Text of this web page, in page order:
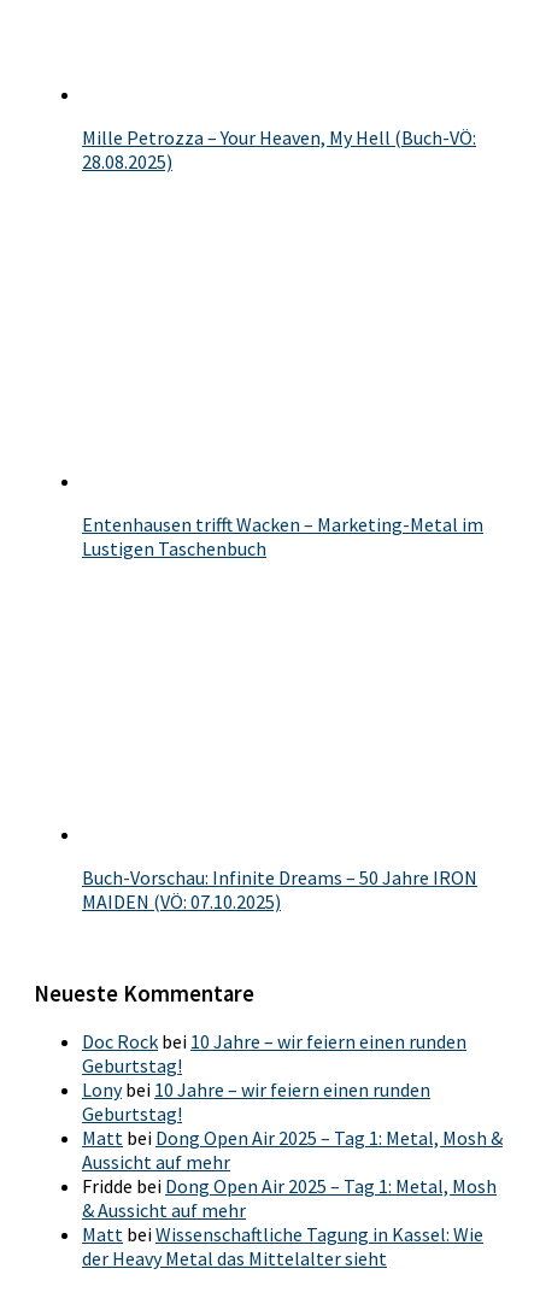
Mille Petrozza – Your Heaven, My Hell (Buch-VÖ:
28.08.2025)
Entenhausen trifft Wacken – Marketing-Metal im
Lustigen Taschenbuch
Buch-Vorschau: Infinite Dreams – 50 Jahre IRON
MAIDEN (VÖ: 07.10.2025)
Neueste Kommentare
Doc Rock bei 10 Jahre – wir feiern einen runden
Geburtstag!
Lonybei 10 Jahre – wir feiern einen runden
Geburtstag!
Matt bei Dong Open Air 2025 – Tag 1: Metal, Mosh &
Aussicht auf mehr
Fridde bei Dong Open Air 2025 – Tag 1: Metal, Mosh
& Aussicht auf mehr
Matt beiWissenschaftliche Tagung in Kassel: Wie
der Heavy Metal das Mittelalter sieht